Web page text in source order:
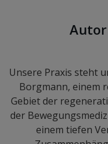
Unsere Praxis steht
Borgmann, einem
Gebiet der
der
einem tiefen